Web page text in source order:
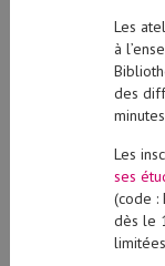
Les
à
des
Les
ses
(code :
dès le